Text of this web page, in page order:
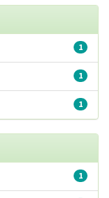
1
1
1
1